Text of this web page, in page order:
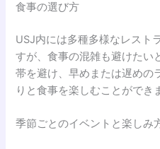
食事の選び方
USJ内には多種多様なレスト
すが、食事の混雑も避けたい
帯を避け、早めまたは遅めの
りと食事を楽しむことができ
季節ごとのイベントと楽しみ